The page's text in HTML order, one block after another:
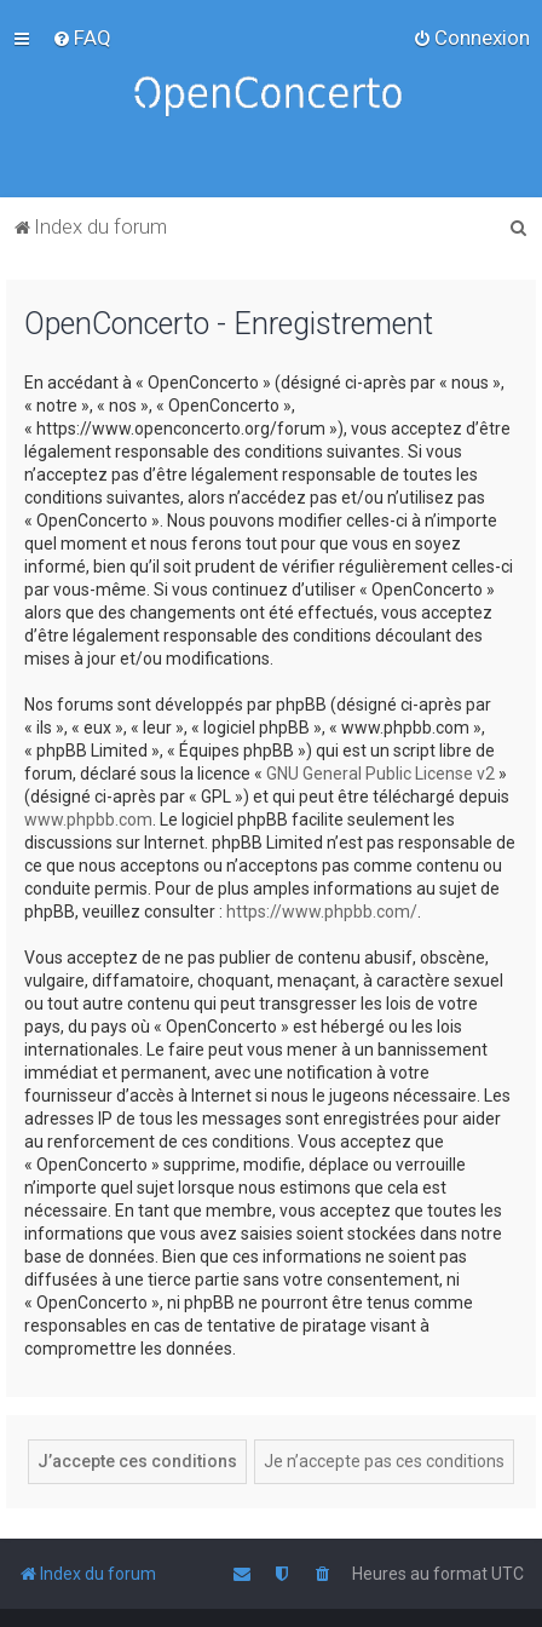
FAQ Connexion
Index du forum
OpenConcerto - Enregistrement
En accédant à « OpenConcerto » (désigné ci-après par « nous »,
« notre », « nos », « OpenConcerto »,
« https://www.openconcerto.org/forum »), vous acceptez d’être
légalement responsable des conditions suivantes. Si vous
n’acceptez pas d’être légalement responsable de toutes les
conditions suivantes, alors n’accédez pas et/ou n’utilisez pas
« OpenConcerto ». Nous pouvons modifier celles-ci à n’importe
quel moment et nous ferons tout pour que vous en soyez
informé, bien qu’il soit prudent de vérifier régulièrement celles-ci
par vous-même. Si vous continuez d’utiliser « OpenConcerto »
alors que des changements ont été effectués, vous acceptez
d’être légalement responsable des conditions découlant des
mises à jour et/ou modifications.
Nos forums sont développés par phpBB (désigné ci-après par
« ils », « eux », « leur », « logiciel phpBB », « www.phpbb.com »,
« phpBB Limited », « Équipes phpBB ») qui est un script libre de
forum, déclaré sous la licence « GNU General Public License v2 »
(désigné ci-après par « GPL ») et qui peut être téléchargé depuis
www.phpbb.com. Le logiciel phpBB facilite seulement les
discussions sur Internet. phpBB Limited n’est pas responsable de
ce que nous acceptons ou n’acceptons pas comme contenu ou
conduite permis. Pour de plus amples informations au sujet de
phpBB, veuillez consulter : https://www.phpbb.com/.
Vous acceptez de ne pas publier de contenu abusif, obscène,
vulgaire, diffamatoire, choquant, menaçant, à caractère sexuel
ou tout autre contenu qui peut transgresser les lois de votre
pays, du pays où « OpenConcerto » est hébergé ou les lois
internationales. Le faire peut vous mener à un bannissement
immédiat et permanent, avec une notification à votre
fournisseur d’accès à Internet si nous le jugeons nécessaire. Les
adresses IP de tous les messages sont enregistrées pour aider
au renforcement de ces conditions. Vous acceptez que
« OpenConcerto » supprime, modifie, déplace ou verrouille
n’importe quel sujet lorsque nous estimons que cela est
nécessaire. En tant que membre, vous acceptez que toutes les
informations que vous avez saisies soient stockées dans notre
base de données. Bien que ces informations ne soient pas
diffusées à une tierce partie sans votre consentement, ni
« OpenConcerto », ni phpBB ne pourront être tenus comme
responsables en cas de tentative de piratage visant à
compromettre les données.
Index du forum Heures au formatUTC